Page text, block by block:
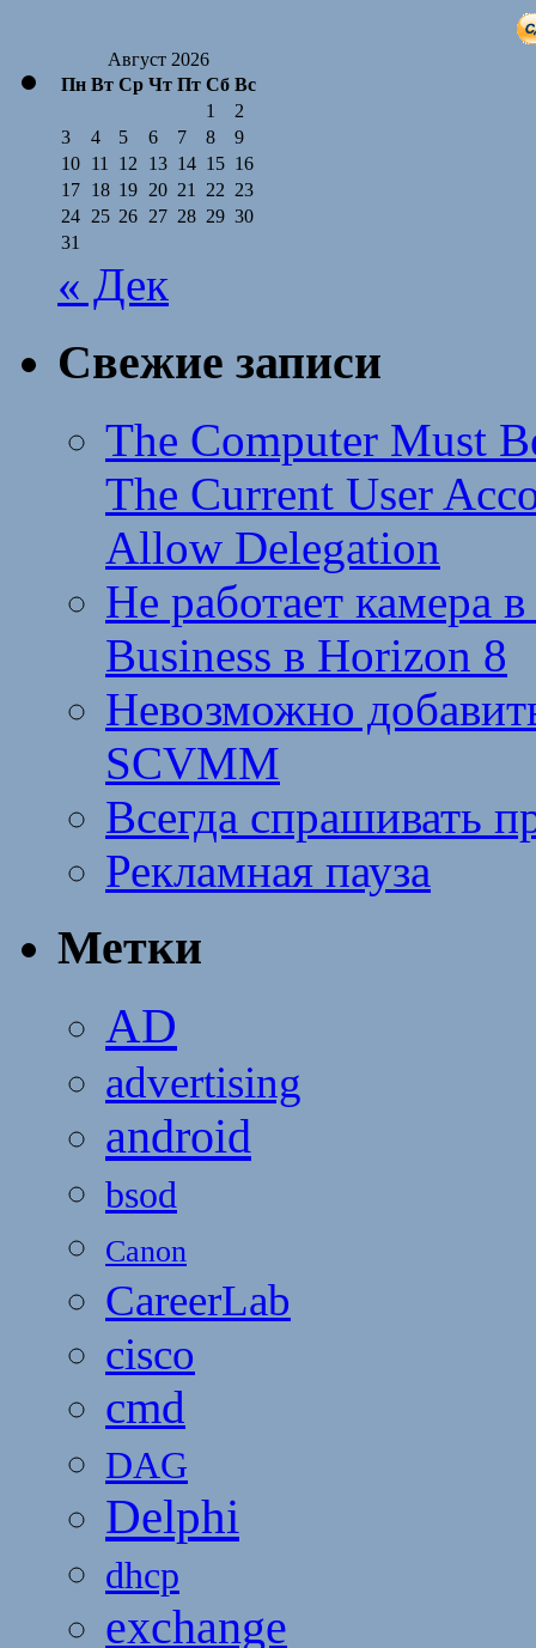
Август 2026
Пн Вт Ср Чт Пт Сб Вс
1
2
3
4 5 6 7 8
9
10 11 12 13 14 15 16
17 18 19 20 21 22 23
24 25 26 27 28 29 30
31
« Дек
Свежие записи
The Computer Must
The Current User
Allow Delegation
Не работает камера
Business в Horizon 8
Невозможно
SCVMM
Всегда спрашивать
Рекламная пауза
Метки
AD
advertising
android
bsod
Canon
CareerLab
cisco
cmd
DAG
Delphi
dhcp
exchange